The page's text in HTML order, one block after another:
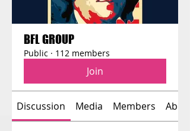
BFL GROUP
Public · 112 members
Join
Discussion Media Members About